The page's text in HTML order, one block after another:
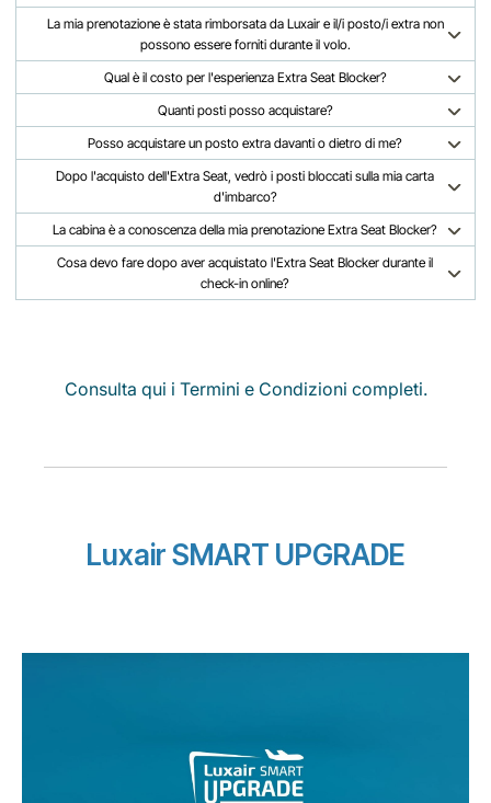
La mia prenotazione è stata rimborsata da Luxair e il/i posto/i extra non
possono essere forniti durante il volo.
Qual è il costo per l'esperienza Extra Seat Blocker?
Quanti posti posso acquistare?
Posso acquistare un posto extra davanti o dietro di me?
Dopo l'acquisto dell'Extra Seat, vedrò i posti bloccati sulla mia carta
d'imbarco?
La cabina è a conoscenza della mia prenotazione Extra Seat Blocker?
Cosa devo fare dopo aver acquistato l'Extra Seat Blocker durante il
check-in online?
Consulta qui i Termini e Condizioni completi.
Luxair SMART UPGRADE